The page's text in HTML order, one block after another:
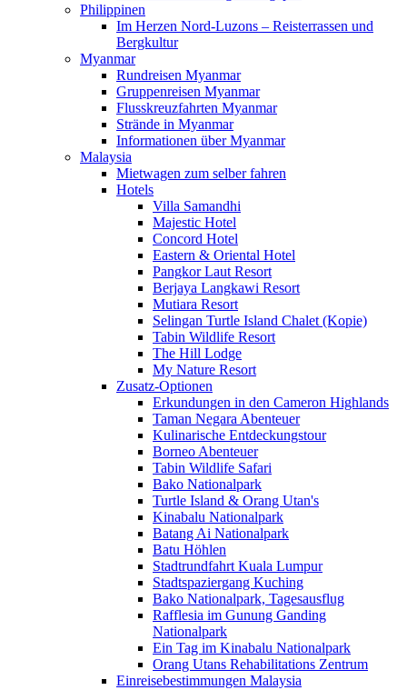
Philippinen
Im Herzen Nord-Luzons – Reisterrassen und
Bergkultur
Myanmar
Rundreisen Myanmar
Gruppenreisen Myanmar
Flusskreuzfahrten Myanmar
Strände in Myanmar
Informationen über Myanmar
Malaysia
Mietwagen zum selber fahren
Hotels
Villa Samandhi
Majestic Hotel
Concord Hotel
Eastern & Oriental Hotel
Pangkor Laut Resort
Berjaya Langkawi Resort
Mutiara Resort
Selingan Turtle Island Chalet (Kopie)
Tabin Wildlife Resort
The Hill Lodge
My Nature Resort
Zusatz-Optionen
Erkundungen in den Cameron Highlands
Taman Negara Abenteuer
Kulinarische Entdeckungstour
Borneo Abenteuer
Tabin Wildlife Safari
Bako Nationalpark
Turtle Island & Orang Utan's
Kinabalu Nationalpark
Batang Ai Nationalpark
Batu Höhlen
Stadtrundfahrt Kuala Lumpur
Stadtspaziergang Kuching
Bako Nationalpark, Tagesausflug
Rafflesia im Gunung Ganding
Nationalpark
Ein Tag im Kinabalu Nationalpark
Orang Utans Rehabilitations Zentrum
Einreisebestimmungen Malaysia